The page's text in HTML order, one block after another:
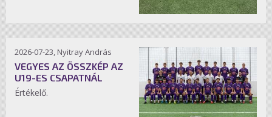
2026-07-23, Nyitray András
VEGYES AZ ÖSSZKÉP AZ
U19-ES CSAPATNÁL
Értékelő.